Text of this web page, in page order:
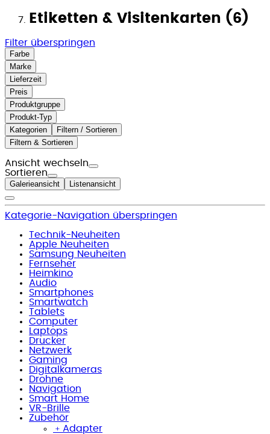
Etiketten & Visitenkarten (6)
Filter überspringen
Farbe
Marke
Lieferzeit
Preis
Produktgruppe
Produkt-Typ
Kategorien
Filtern / Sortieren
Filtern & Sortieren
Ansicht wechseln
Sortieren
Galerieansicht Listenansicht
Kategorie-Navigation überspringen
Technik-Neuheiten
Apple Neuheiten
Samsung Neuheiten
Fernseher
Heimkino
Audio
Smartphones
Smartwatch
Tablets
Computer
Laptops
Drucker
Netzwerk
Gaming
Digitalkameras
Drohne
Navigation
Smart Home
VR-Brille
Zubehör
﹢ Adapter